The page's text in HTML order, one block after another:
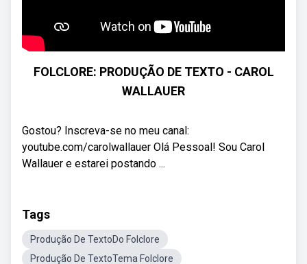
FOLCLORE: PRODUÇÃO DE TEXTO - CAROL
WALLAUER
Gostou? Inscreva-se no meu canal:
youtube.com/carolwallauer Olá Pessoal! Sou Carol
Wallauer e estarei postando ...
Tags
Produção De TextoDo Folclore
Produção De TextoTema Folclore